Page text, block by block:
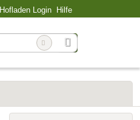
Hofladen Login Hilfe